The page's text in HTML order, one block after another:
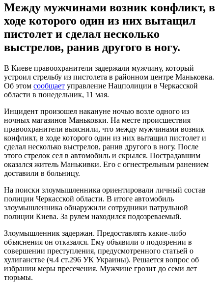
Между мужчинами возник конфликт, в
ходе которого один из них вытащил
пистолет и сделал несколько
выстрелов, ранив другого в ногу.
В Киеве правоохранители задержали мужчину, который
устроил стрельбу из пистолета в районном центре Маньковка.
Об этом сообщает управление Нацполиции в Черкасской
области в понедельник, 11 мая.
Инцидент произошел накануне ночью возле одного из
ночных магазинов Маньковки. На месте происшествия
правоохранители выяснили, что между мужчинами возник
конфликт, в ходе которого один из них вытащил пистолет и
сделал несколько выстрелов, ранив другого в ногу. После
этого стрелок сел в автомобиль и скрылся. Пострадавшим
оказался житель Манькивки. Его с огнестрельным ранением
доставили в больницу.
На поиски злоумышленника ориентировали личный состав
полиции Черкасской области. В итоге автомобиль
злоумышленника обнаружили сотрудники патрульной
полиции Киева. За рулем находился подозреваемый.
Злоумышленник задержан. Предоставлять какие-либо
объяснения он отказался. Ему объявили о подозрении в
совершении преступления, предусмотренного статьей о
хулиганстве (ч.4 ст.296 УК Украины). Решается вопрос об
избрании меры пресечения. Мужчине грозит до семи лет
тюрьмы.